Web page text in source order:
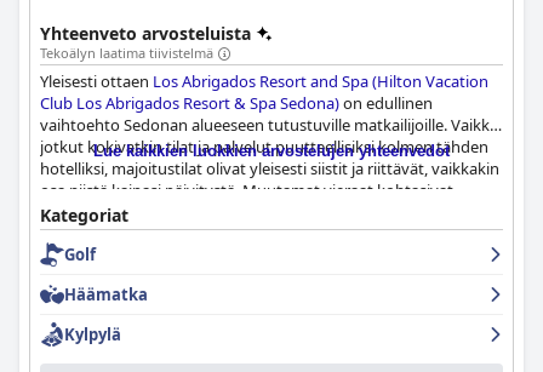
Yhteenveto arvosteluista
Tekoälyn laatima tiivistelmä
Yleisesti ottaen Los Abrigados Resort and Spa (Hilton Vacation
Club Los Abrigados Resort & Spa Sedona)on edullinen
vaihtoehto Sedonan alueeseen tutustuville matkailijoille. Vaikka
jotkut kokivatkin tilat ja palvelut puutteellisiksi kolmen tähden
hotelliksi, majoitustilat olivat yleisesti siistit ja riittävät, vaikkakin
osa niistä kaipasi päivitystä. Muutamat vieraat kohtasivat
ongelmia epämukavien patjojen ja toimimattomien suihkujen
kanssa, ja jotkut kokivat painostusta lomaosakkeen ostamiseen.
Lomakeskus tarjoaa kuitenkin joitakin palveluita, vaikkakin ne
kohtuullinen. Joistakin puutteista huolimatta
Resort and Spa (Hilton Vacation Club Los Abrigados Resort &
Spa Sedona)
Lue kaikkien luokkien arvostelujen yhteenvedot
Kategoriat
Golf
Häämatka
Kylpylä